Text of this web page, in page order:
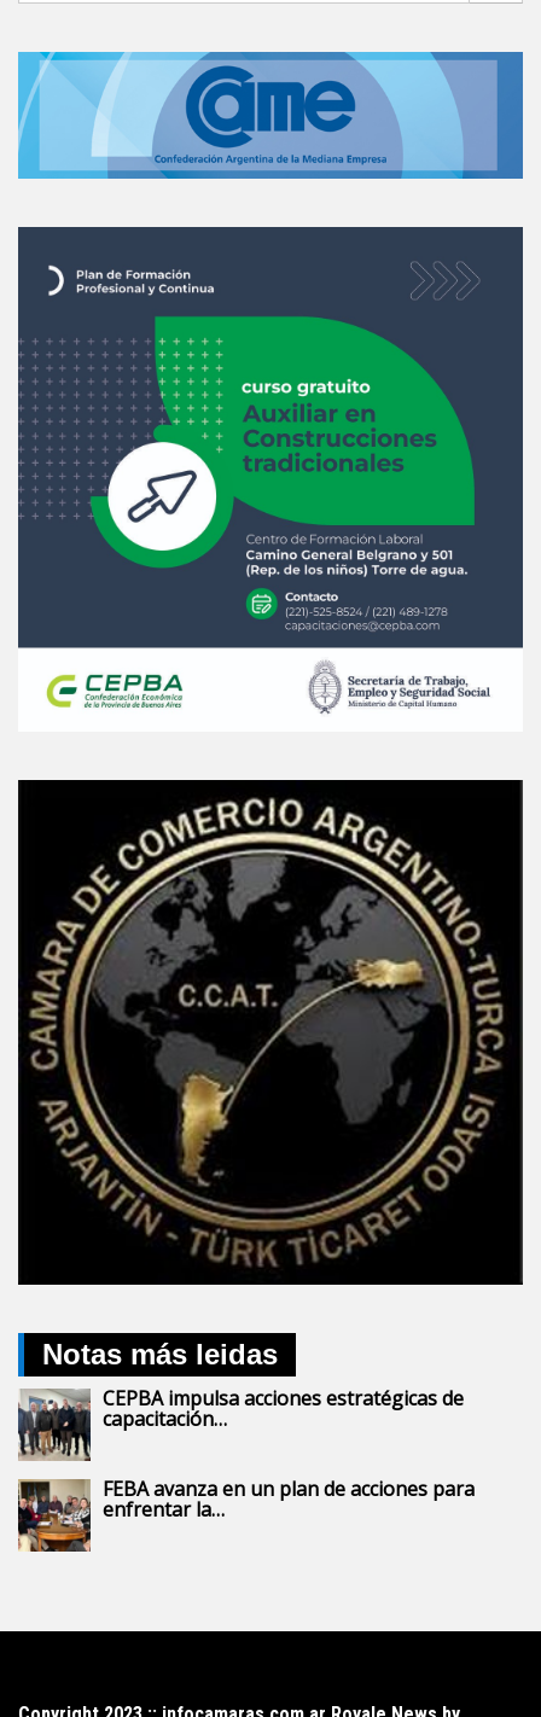
Notas más leidas
CEPBA impulsa acciones estratégicas de
capacitación…
FEBA avanza en un plan de acciones para
enfrentar la…